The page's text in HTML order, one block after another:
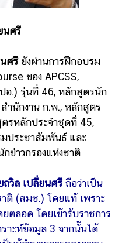
นศรี
ศรียังผ่านการฝึกอบรม
ของ APCSS,
อ.) รุ่นที่ 46, หลักสูตรนัก
ำนักงาน ก.พ., หลักสูตร
รหลักประจำชุดที่ 45,
ประชาสัมพันธ์ และ
ข่าวกรองแห่งชาติ
ถวิล เปลี่ยนศรีถือว่าเป็น
ติ (สมช.) โดยแท้ เพราะ
ตลอด โดยเข้ารับราชการ
าะห์ข้อมูล 3 จากนั้นได้